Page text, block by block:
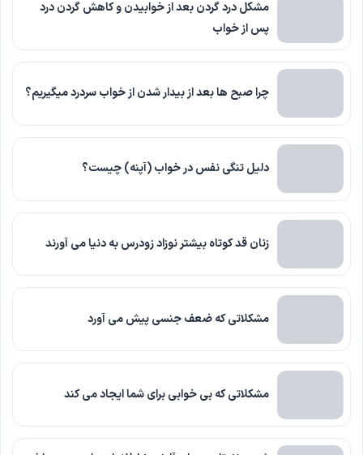
مشکل درد گردن بعد از خوابیدن و کاهش گردن درد
پس از خواب
چرا صبح ها بعد از بیدار شدن از خواب سردرد میگیریم؟
دلیل تنگی نفس در خواب (آپنه) چیست؟
زنان قد کوتاه بیشتر نوزاد زودرس به دنیا می آورند
مشکلاتی که ضعف جنسی پیش می آورد
مشکلاتی که بی خوابی برای شما ایجاد می کند